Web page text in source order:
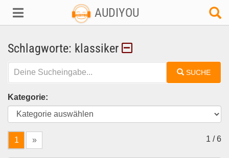
AUDIYOU
Schlagworte: klassiker
SUCHE
Kategorie:
1 » 1 / 6